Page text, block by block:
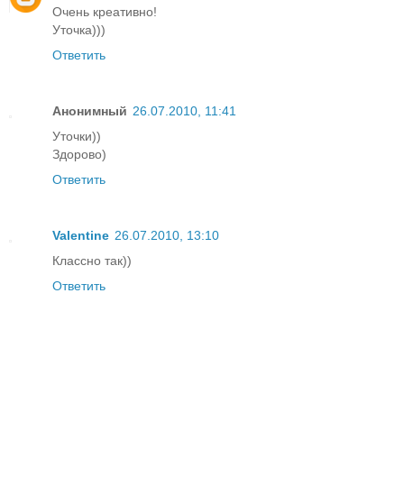
Очень креативно!
Уточка)))
Ответить
Анонимный 26.07.2010, 11:41
Уточки))
Здорово)
Ответить
Valentine 26.07.2010, 13:10
Классно так))
Ответить